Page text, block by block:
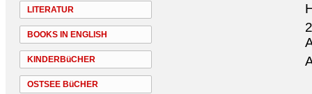
LITERATUR
BOOKS IN ENGLISH
KINDERBüCHER
OSTSEE BüCHER